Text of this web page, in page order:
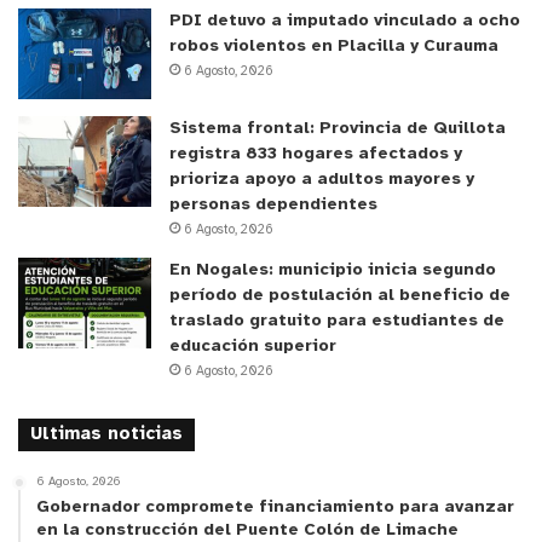
calidad y cercanía, y se fortalecen los lazos
comunitarios”.
Por su parte, el Alcalde de Zapallar, Gustavo
Alessandri, destacó que “esta obra dignifica la
atención a nuestros vecinos y el trabajo de
nuestros funcionarios, reflejando un Estado
casi llegando al 100% de la construcción y
queremos agradecer por el trabajo mancomunado.
Después de 7 años, es una obra que se hace
En la inspección participaron también el delegados
Presidencial Regional, Yanino Riquelme, y
Provincial de Petorca, Luis Soto, así como
PDI detuvo a imputado vinculado a ocho
robos violentos en Placilla y Curauma
6 Agosto, 2026
Sistema frontal: Provincia de Quillota
registra 833 hogares afectados y
prioriza apoyo a adultos mayores y
personas dependientes
6 Agosto, 2026
En Nogales: municipio inicia segundo
período de postulación al beneficio de
traslado gratuito para estudiantes de
educación superior
6 Agosto, 2026
Ultimas noticias
6 Agosto, 2026
Gobernador compromete financiamiento para avanzar
en la construcción del Puente Colón de Limache